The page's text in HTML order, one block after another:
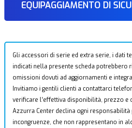
EQUIPAGGIAMENTO DI
Gli accessori di serie ed extra serie, i dati
indicati nella presente scheda potrebbero
omissioni dovuti ad aggiornamenti e
Invitiamo i gentili clienti a contattarci
verificare l’effettiva disponibilità, prezzo e
Azzurra Center declina ogni
incongruenze, che non rappresentano in